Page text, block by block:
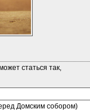
статься так,
Домским собором)